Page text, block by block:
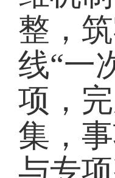
整，
线“一
项，
集，
与专